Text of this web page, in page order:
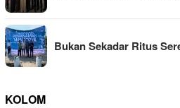
Bukan Sekadar Ritus
KOLOM